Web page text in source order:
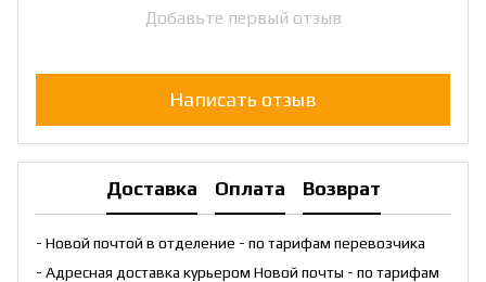
Добавьте первый отзыв
Написать отзыв
Доставка Оплата Возврат
- Новой почтой в отделение - по тарифам перевозчика
- Адресная доставка курьером Новой почты - по тарифам